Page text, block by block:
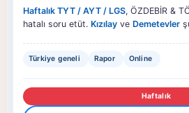
Haftalık TYT / AYT / LGS, ÖZDEBİR &
hatalı soru etüt. Kızılay ve Demetevler
Türkiye geneli Rapor Online
Haftalık